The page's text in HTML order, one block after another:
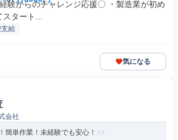
験からのチャレンジ応援〇 ・製造業が初め
タート...
給
気になる
会社
簡単作業！未経験でも安心！